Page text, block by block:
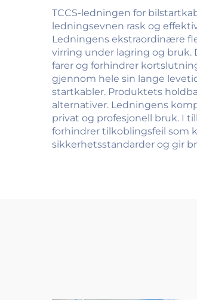
TCCS-ledningen for
ledningsevnen rask og
Ledningens ekstraordinære
virring under lagring og bruk.
farer og forhindrer
gjennom hele sin lange
startkabler. Produktets
alternativer. Ledningens
privat og profesjonell bruk. I
forhindrer tilkoblingsfeil som
sikkerhetsstandarder og gir